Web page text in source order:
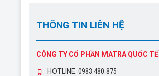
THÔNG TIN LIÊN HỆ
CÔNG TY CỔ PHẦN MATRA QUỐC TẾ
HOTLINE: 0983.480.875